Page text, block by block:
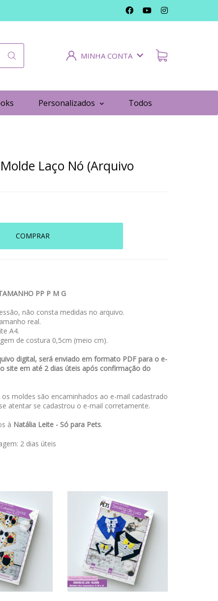
MINHA CONTA
Personalizados Todos
Laço Nó (Arquivo
COMPRAR
PP P M G
não consta medidas no arquivo.
real.
A4.
de costura 0,5cm (meio cm).
digital, será enviado em formato PDF para o e-
site em até 2 dias úteis após confirmação do
moldes são encaminhados ao e-mail cadastrado
atentar se cadastrou o e-mail corretamente.
à Natália Leite - Só para Pets.
2 dias úteis